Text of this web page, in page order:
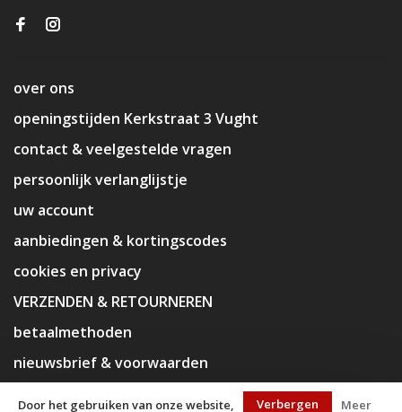
over ons
openingstijden Kerkstraat 3 Vught
contact & veelgestelde vragen
persoonlijk verlanglijstje
uw account
aanbiedingen & kortingscodes
cookies en privacy
VERZENDEN & RETOURNEREN
betaalmethoden
nieuwsbrief & voorwaarden
Door het gebruiken van onze website, Verbergen Meer